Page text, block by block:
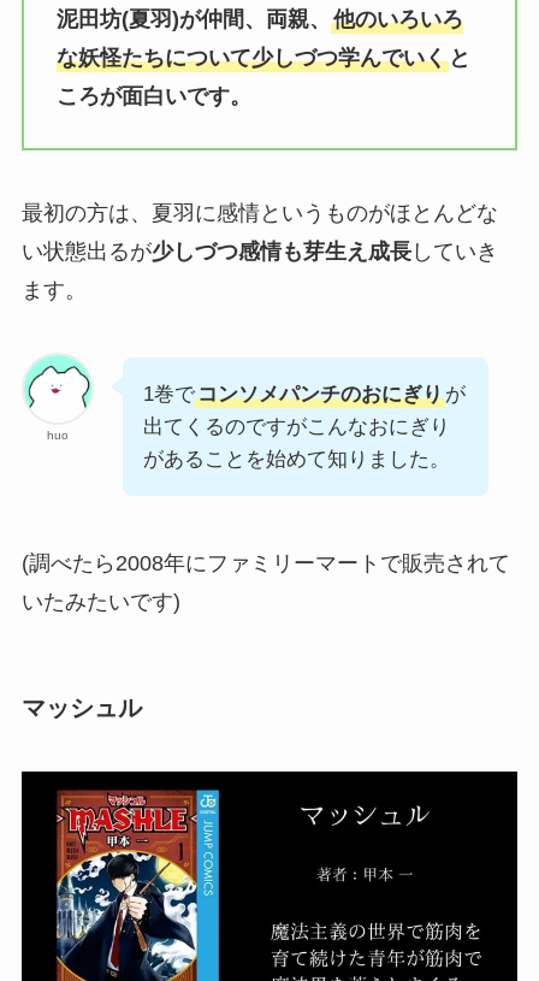
泥田坊(夏羽)が仲間、両親、 他のいろいろ
な妖怪たちについて少しづつ学んでいくと
ころが面白いです。
最初の方は、夏羽に感情というものがほとんどな
い状態出るが少しづつ感情も芽生え成長していき
ます。
huo
1巻でコンソメパンチのおにぎりが
出てくるのですがこんなおにぎり
があることを始めて知りました。
(調べたら2008年にファミリーマートで販売されて
いたみたいです)
マッシュル